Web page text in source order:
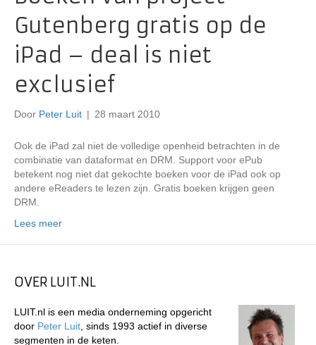
Gutenberg gratis op de
iPad – deal is niet
exclusief
Door Peter Luit | 28 maart 2010
Ook de iPad zal niet de volledige openheid betrachten in de
combinatie van dataformat en DRM. Support voor ePub
betekent nog niet dat gekochte boeken voor de iPad ook op
andere eReaders te lezen zijn. Gratis boeken krijgen geen
DRM.
Lees meer
OVER LUIT.NL
LUIT.nl is een media onderneming opgericht
door Peter Luit , sinds 1993 actief in diverse
segmenten in de keten.